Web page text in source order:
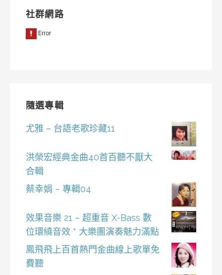
社群網路
隨選專輯
尤雅 – 台語老歌珍藏11
洪榮宏經典金曲40首百聽不厭大
合輯
蔡幸娟 – 專輯04
效果音樂 21 – 超重音 X-Bass 數
位環繞音效 * 大樂團演奏魅力滿點
鳳飛飛上百首熱門金曲線上歌單免
費聽